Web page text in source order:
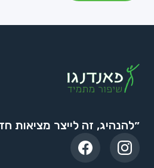
״להנהיג, זה לייצר מציאות